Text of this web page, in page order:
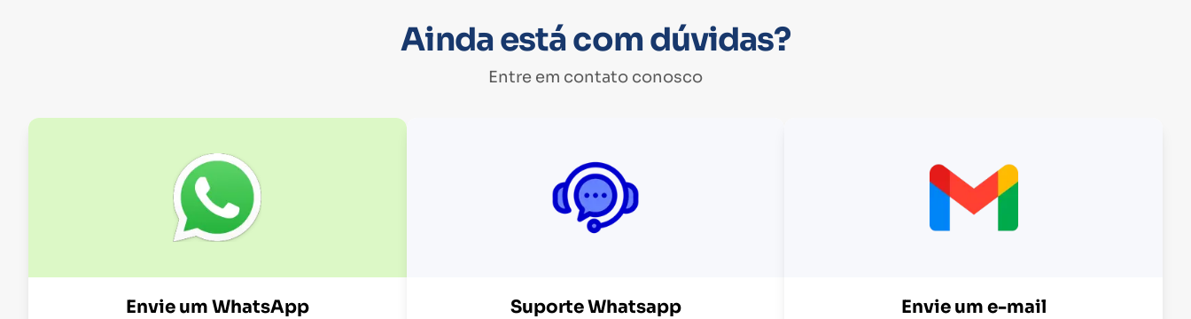
Ainda está com dúvidas?
Entre em contato conosco
Envie um WhatsApp Suporte Whatsapp Envie um e-mail